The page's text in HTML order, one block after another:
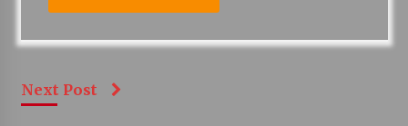
Next Post